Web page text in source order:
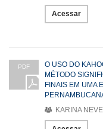
Acessar
PDF
O USO DO
MÉTODO
FINAIS EM UMA
KARINA